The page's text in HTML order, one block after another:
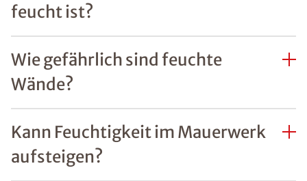
feucht ist?
Wie gefährlich sind feuchte
Wände?
Kann Feuchtigkeit im Mauerwerk
aufsteigen?